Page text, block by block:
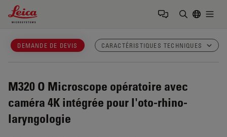
Leica Microsystems Logo
DEMANDE DE DEVIS CARACTÉRISTIQUES TECHNIQUES
M320 O Microscope opératoire avec
caméra 4K intégrée pour l'oto-rhino-
laryngologie